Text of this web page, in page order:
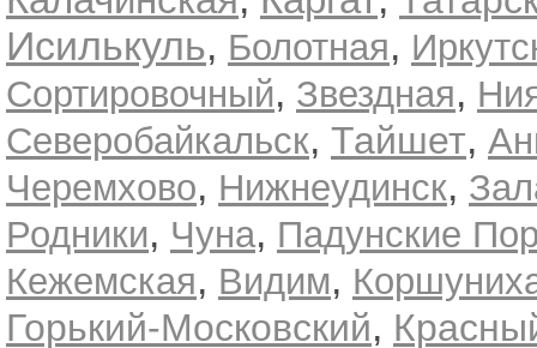
Исилькуль, Болотная,
Сортировочный, Звездная,
Северобайкальск, Тайшет,
Черемхово, Нижнеудинск,
Родники, Чуна, Падунские
Кежемская, Видим,
Горький-Московский,